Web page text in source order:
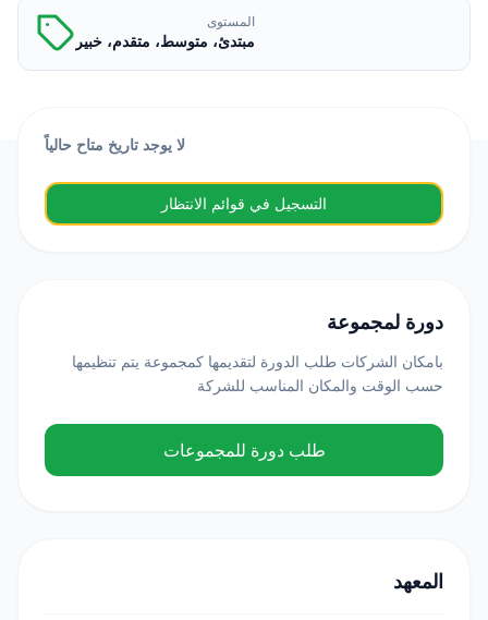
المستوى
مبتدئ، متوسط، متقدم، خبير
لا يوجد تاريخ متاح حالياً
التسجيل في قوائم الانتظار
دورة لمجموعة
بامكان الشركات طلب الدورة لتقديمها كمجموعة يتم تنظيمها
حسب الوقت والمكان المناسب للشركة
طلب دورة للمجموعات
المعهد